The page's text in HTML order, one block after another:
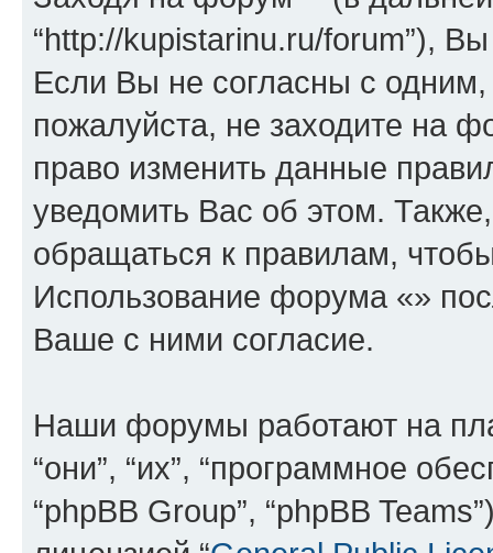
“http://kupistarinu.ru/forum”),
Если Вы не согласны с
пожалуйста, не заходите на
право изменить данные
уведомить Вас об этом.
обращаться к правилам,
Использование форума «»
Ваше с ними согласие.
Наши форумы работают на
“они”, “их”, “программное
“phpBB Group”, “phpBB